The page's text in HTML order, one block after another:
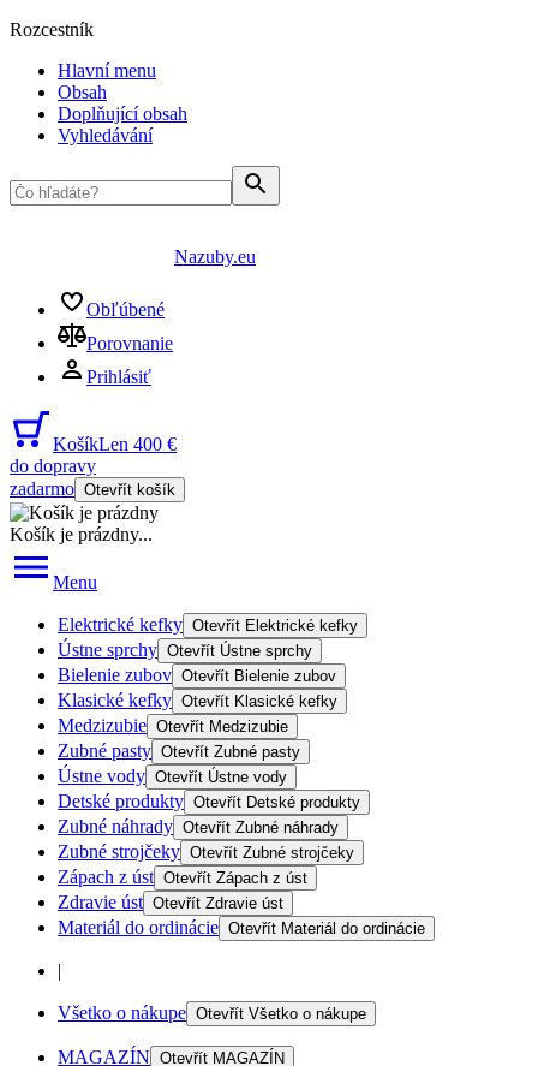
Rozcestník
Hlavní menu
Obsah
Doplňující obsah
Vyhledávání
Nazuby.eu
Obľúbené
Porovnanie
Prihlásiť
KošíkLen 400 €
do dopravy
zadarmo Otevřít košík
Košík je prázdny...
Menu
Elektrické kefky Otevřít Elektrické kefky
Ústne sprchy Otevřít Ústne sprchy
Bielenie zubov Otevřít Bielenie zubov
Klasické kefky Otevřít Klasické kefky
Medzizubie Otevřít Medzizubie
Zubné pasty Otevřít Zubné pasty
Ústne vody Otevřít Ústne vody
Detské produkty Otevřít Detské produkty
Zubné náhrady Otevřít Zubné náhrady
Zubné strojčeky Otevřít Zubné strojčeky
Zápach z úst Otevřít Zápach z úst
Zdravie úst Otevřít Zdravie úst
Materiál do ordinácie Otevřít Materiál do ordinácie
|
Všetko o nákupe Otevřít Všetko o nákupe
MAGAZÍN Otevřít MAGAZÍN